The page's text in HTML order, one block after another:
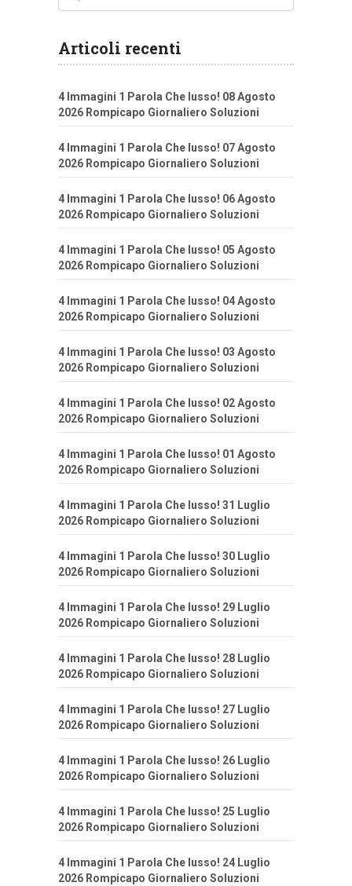
Articoli recenti
4 Immagini 1 Parola Che lusso! 08 Agosto
2026 Rompicapo Giornaliero Soluzioni
4 Immagini 1 Parola Che lusso! 07 Agosto
2026 Rompicapo Giornaliero Soluzioni
4 Immagini 1 Parola Che lusso! 06 Agosto
2026 Rompicapo Giornaliero Soluzioni
4 Immagini 1 Parola Che lusso! 05 Agosto
2026 Rompicapo Giornaliero Soluzioni
4 Immagini 1 Parola Che lusso! 04 Agosto
2026 Rompicapo Giornaliero Soluzioni
4 Immagini 1 Parola Che lusso! 03 Agosto
2026 Rompicapo Giornaliero Soluzioni
4 Immagini 1 Parola Che lusso! 02 Agosto
2026 Rompicapo Giornaliero Soluzioni
4 Immagini 1 Parola Che lusso! 01 Agosto
2026 Rompicapo Giornaliero Soluzioni
4 Immagini 1 Parola Che lusso! 31 Luglio
2026 Rompicapo Giornaliero Soluzioni
4 Immagini 1 Parola Che lusso! 30 Luglio
2026 Rompicapo Giornaliero Soluzioni
4 Immagini 1 Parola Che lusso! 29 Luglio
2026 Rompicapo Giornaliero Soluzioni
4 Immagini 1 Parola Che lusso! 28 Luglio
2026 Rompicapo Giornaliero Soluzioni
4 Immagini 1 Parola Che lusso! 27 Luglio
2026 Rompicapo Giornaliero Soluzioni
4 Immagini 1 Parola Che lusso! 26 Luglio
2026 Rompicapo Giornaliero Soluzioni
4 Immagini 1 Parola Che lusso! 25 Luglio
2026 Rompicapo Giornaliero Soluzioni
4 Immagini 1 Parola Che lusso! 24 Luglio
2026 Rompicapo Giornaliero Soluzioni